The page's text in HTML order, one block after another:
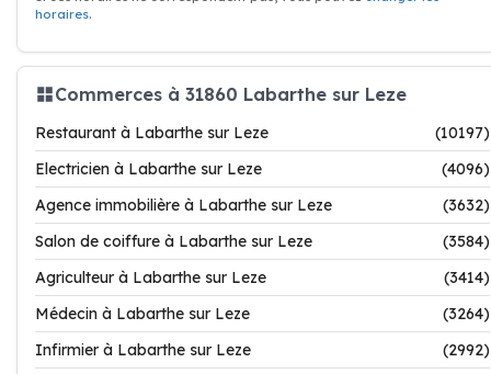
horaires.
Commerces à 31860 Labarthe sur Leze
Restaurant à Labarthe sur Leze
(10197)
Electricien à Labarthe sur Leze
(4096)
Agence immobilière à Labarthe sur Leze
(3632)
Salon de coiffure à Labarthe sur Leze
(3584)
Agriculteur à Labarthe sur Leze
(3414)
Médecin à Labarthe sur Leze
(3264)
Infirmier à Labarthe sur Leze
(2992)